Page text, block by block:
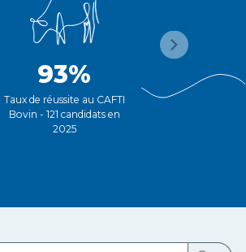
93%
Taux de réussite au CAFTI
Bovin - 121 candidats en
2025